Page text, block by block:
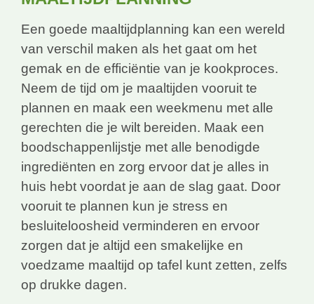
Een goede maaltijdplanning kan een wereld
van verschil maken als het gaat om het
gemak en de efficiëntie van je kookproces.
Neem de tijd om je maaltijden vooruit te
plannen en maak een weekmenu met alle
gerechten die je wilt bereiden. Maak een
boodschappenlijstje met alle benodigde
ingrediënten en zorg ervoor dat je alles in
huis hebt voordat je aan de slag gaat. Door
vooruit te plannen kun je stress en
besluiteloosheid verminderen en ervoor
zorgen dat je altijd een smakelijke en
voedzame maaltijd op tafel kunt zetten, zelfs
op drukke dagen.